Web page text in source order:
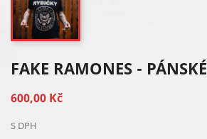
FAKE RAMONES - PÁNSKÉ
600,00 Kč
S DPH